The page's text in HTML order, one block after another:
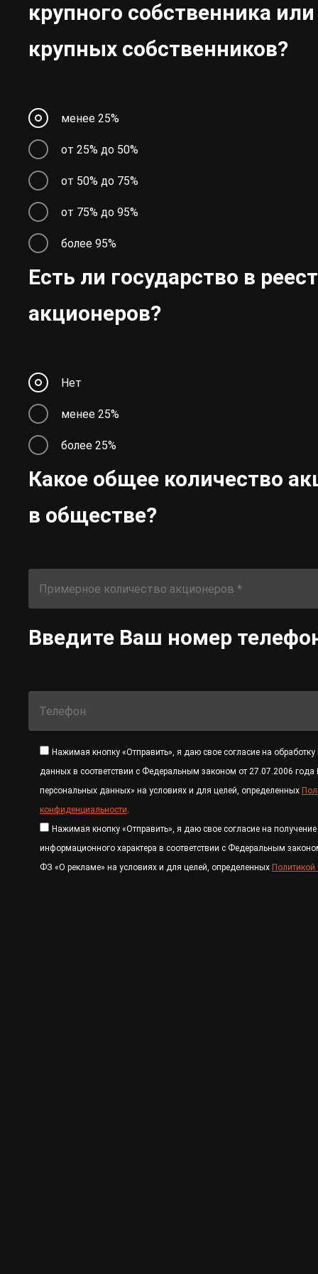
крупного собственника
крупных собственников?
менее 25%
от 25% до 50%
от 50% до 75%
от 75% до 95%
более 95%
Есть ли государство в
акционеров?
Нет
менее 25%
более 25%
Какое общее количество
в обществе?
Введите Ваш номер
Нажимая кнопку «Отправить», я даю свое согласие на
данных в соответствии с Федеральным законом от 27.07.2006
персональных данных» на условиях и для целей, определенных
конфиденциальности.
Нажимая кнопку «Отправить», я даю свое согласие на
информационного характера в соответствии с Федеральным
ФЗ «О рекламе» на условиях и для целей, определенных